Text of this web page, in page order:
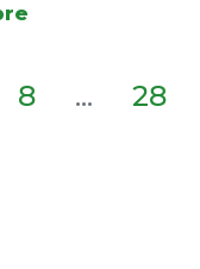
8 ... 28